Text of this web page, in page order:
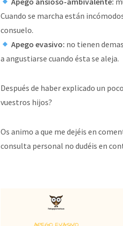
Cuando se marcha están
consuelo.
Apego evasivo: no tienen
a angustiarse cuando ésta se aleja.
Después de haber explicado un
vuestros hijos?
Os animo a que me dejéis en
consulta personal no dudéis en